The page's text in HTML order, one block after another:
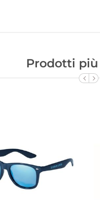
Prodotti